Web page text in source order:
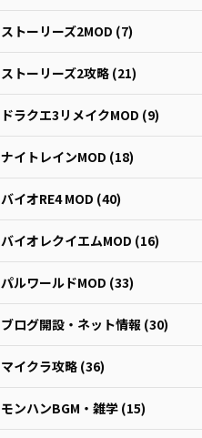
ストーリーズ2MOD (7)
ストーリーズ2攻略 (21)
ドラクエ3リメイクMOD (9)
ナイトレインMOD (18)
バイオRE4 MOD (40)
バイオレクイエムMOD (16)
パルワールドMOD (33)
ブログ開設・ネット情報 (30)
マイクラ攻略 (36)
モンハンBGM・雑学 (15)